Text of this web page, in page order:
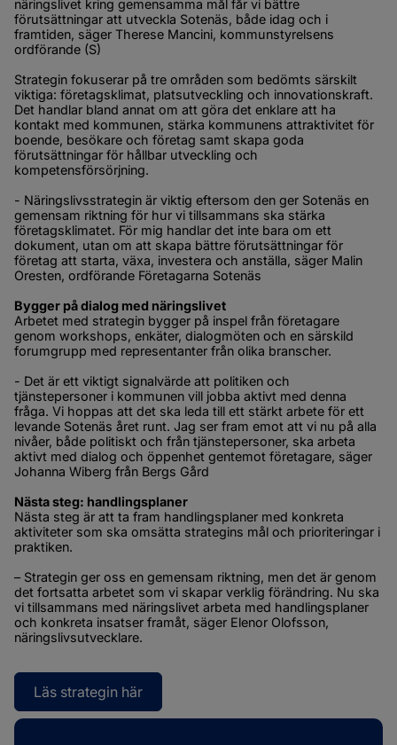
näringslivet kring gemensamma mål får vi bättre
förutsättningar att utveckla Sotenäs, både idag och i
framtiden, säger Therese Mancini, kommunstyrelsens
ordförande (S)
Strategin fokuserar på tre områden som bedömts särskilt
viktiga: företagsklimat, platsutveckling och innovationskraft.
Det handlar bland annat om att göra det enklare att ha
kontakt med kommunen, stärka kommunens attraktivitet för
boende, besökare och företag samt skapa goda
förutsättningar för hållbar utveckling och
kompetensförsörjning.
- Näringslivsstrategin är viktig eftersom den ger Sotenäs en
gemensam riktning för hur vi tillsammans ska stärka
företagsklimatet. För mig handlar det inte bara om ett
dokument, utan om att skapa bättre förutsättningar för
företag att starta, växa, investera och anställa, säger Malin
Oresten, ordförande Företagarna Sotenäs
Bygger på dialog med näringslivet
Arbetet med strategin bygger på inspel från företagare
genom workshops, enkäter, dialogmöten och en särskild
forumgrupp med representanter från olika branscher.
- Det är ett viktigt signalvärde att politiken och
tjänstepersoner i kommunen vill jobba aktivt med denna
fråga. Vi hoppas att det ska leda till ett stärkt arbete för ett
levande Sotenäs året runt. Jag ser fram emot att vi nu på alla
nivåer, både politiskt och från tjänstepersoner, ska arbeta
aktivt med dialog och öppenhet gentemot företagare, säger
Johanna Wiberg från Bergs Gård
Nästa steg: handlingsplaner
Nästa steg är att ta fram handlingsplaner med konkreta
aktiviteter som ska omsätta strategins mål och prioriteringar i
praktiken.
– Strategin ger oss en gemensam riktning, men det är genom
det fortsatta arbetet som vi skapar verklig förändring. Nu ska
vi tillsammans med näringslivet arbeta med handlingsplaner
och konkreta insatser framåt, säger Elenor Olofsson,
näringslivsutvecklare.
Läs strategin härÖppnas i nytt fönster.